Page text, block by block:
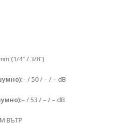
(1/4″ / 3/8″)
– / 50 / – / – dB
– / 53 / – / – dB
ВЪТР